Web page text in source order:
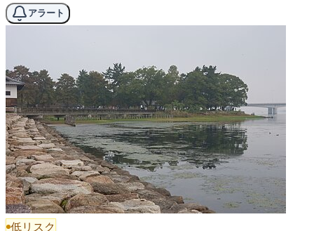
アラート
低リスク